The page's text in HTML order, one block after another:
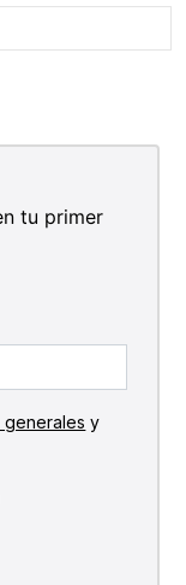
tu primer